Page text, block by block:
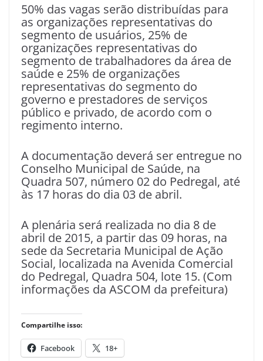
50% das vagas serão distribuídas para
as organizações representativas do
segmento de usuários, 25% de
organizações representativas do
segmento de trabalhadores da área de
saúde e 25% de organizações
representativas do segmento do
governo e prestadores de serviços
público e privado, de acordo com o
regimento interno.
A documentação deverá ser entregue no
Conselho Municipal de Saúde, na
Quadra 507, número 02 do Pedregal, até
às 17 horas do dia 03 de abril.
A plenária será realizada no dia 8 de
abril de 2015, a partir das 09 horas, na
sede da Secretaria Municipal de Ação
Social, localizada na Avenida Comercial
do Pedregal, Quadra 504, lote 15. (Com
informações da ASCOM da prefeitura)
Compartilhe isso:
Facebook 18+